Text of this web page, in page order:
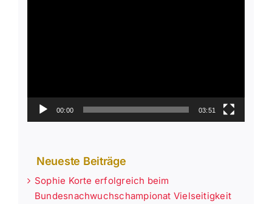
00:00 03:51
Neueste Beiträge
Sophie Korte erfolgreich beim
Bundesnachwuchschampionat Vielseitigkeit